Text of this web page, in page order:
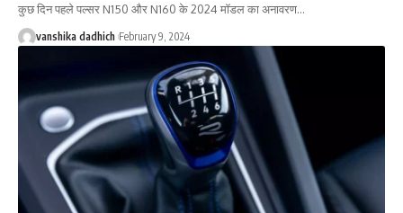
कुछ दिन पहले पल्सर N150 और N160 के 2024 मॉडल का अनावरण…
vanshika dadhich February 9, 2024